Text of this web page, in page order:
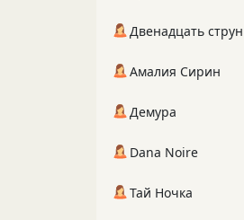
Двенадцать струн
Амалия Сирин
Демура
Dana Noire
Тай Ночка